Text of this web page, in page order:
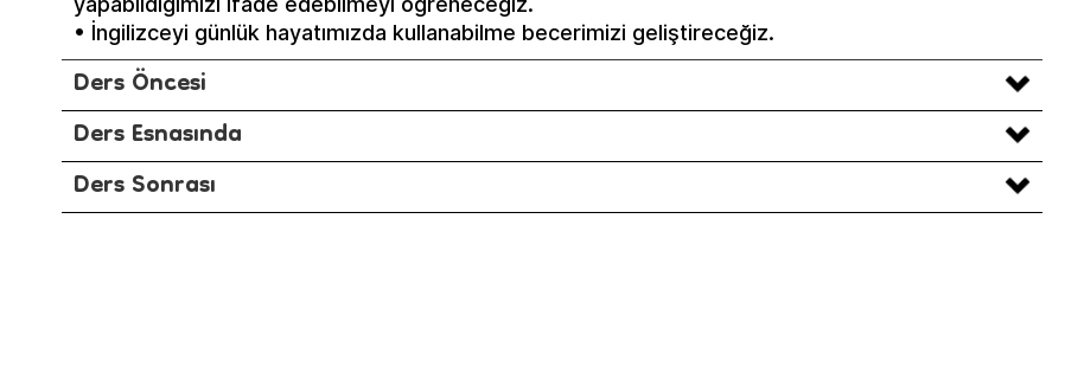
• İngilizceyi günlük hayatımızda kullanabilme becerimizi geliştireceğiz.
Ders Öncesi
Ders Esnasında
Ders Sonrası